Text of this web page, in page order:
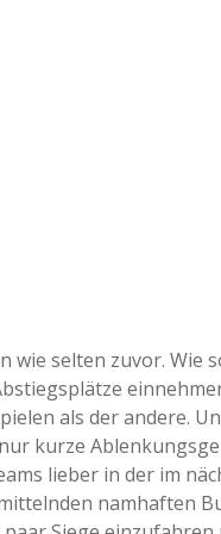
d
e
selten zuvor. Wie
als der andere.
kurze
lieber in der im
namhaften